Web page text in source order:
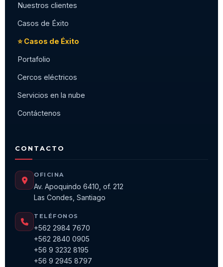
Nuestros clientes
Casos de Éxito
⭐ Casos de Éxito
Portafolio
Cercos eléctricos
Servicios en la nube
Contáctenos
CONTACTO
OFICINA
Av. Apoquindo 6410, of. 212
Las Condes, Santiago
TELÉFONOS
+562 2984 7670
+562 2840 0905
+56 9 3232 8195
+56 9 2945 8797